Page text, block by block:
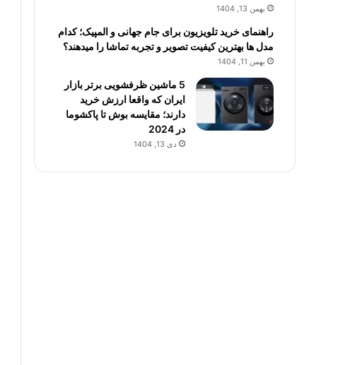
بهمن 13, 1404
راهنمای خرید تلویزیون برای جام جهانی و المپیک؛ کدام
مدل ها بهترین کیفیت تصویر و تجربه تماشا را میدهند؟
بهمن 11, 1404
5 ماشین ظرفشویی برتر بازار
ایران که واقعا ارزش خرید
دارند؛ مقایسه بوش تا پاکشوما
در 2024
دی 13, 1404